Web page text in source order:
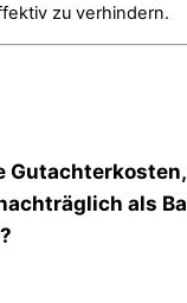
zu verhindern.
als